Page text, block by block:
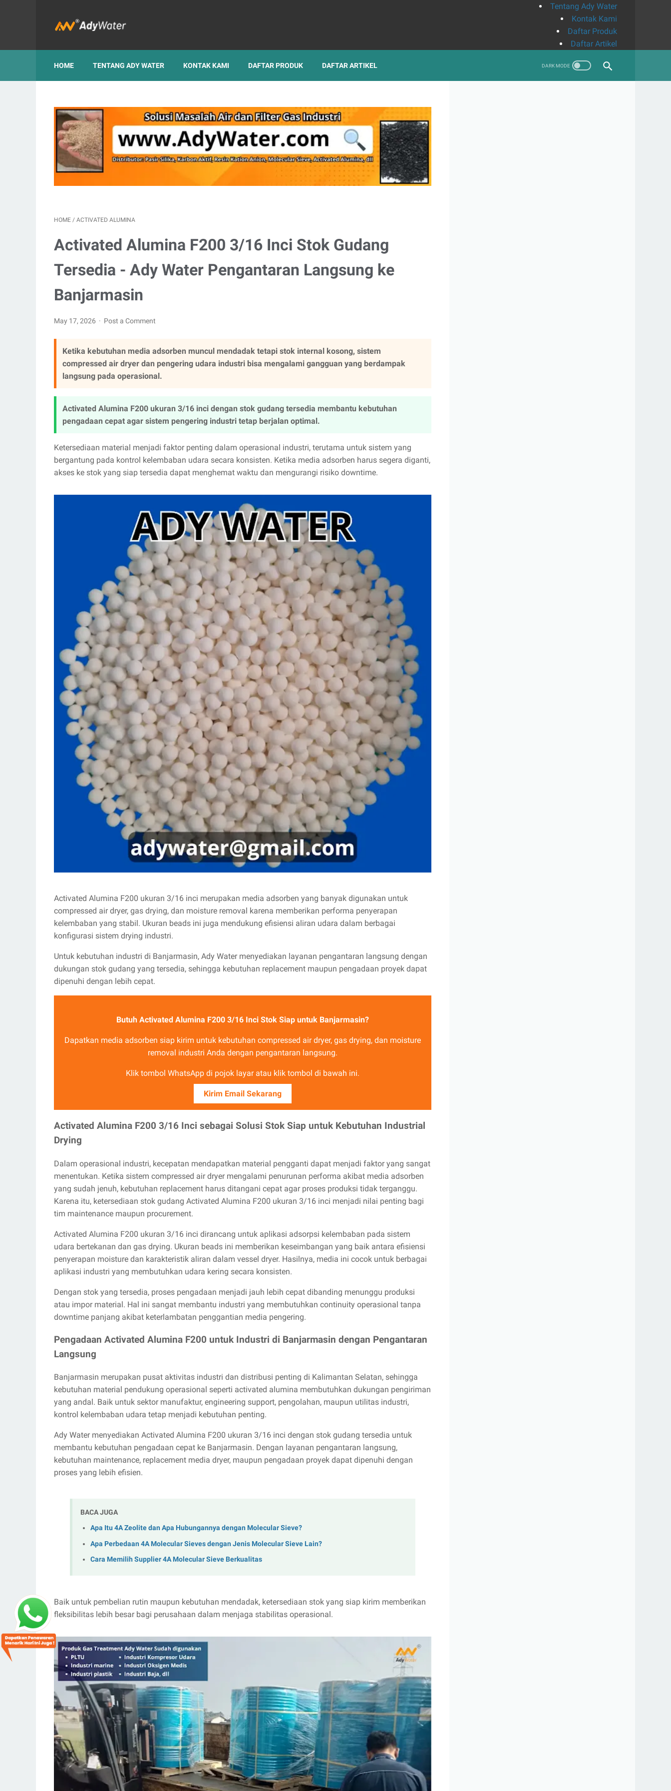
Tentang Ady Water
Kontak Kami
Daftar Produk
Daftar Artikel
HOME TENTANG ADY WATER KONTAK KAMI DAFTAR PRODUK DAFTAR ARTIKEL
HOME / ACTIVATED ALUMINA
Activated Alumina F200 3/16 Inci Stok Gudang
Tersedia - Ady Water Pengantaran Langsung ke
Banjarmasin
May 17, 2026 Post a Comment
Ketika kebutuhan media adsorben muncul mendadak tetapi stok internal kosong, sistem
compressed air dryer dan pengering udara industri bisa mengalami gangguan yang berdampak
langsung pada operasional.
Activated Alumina F200 ukuran 3/16 inci dengan stok gudang tersedia membantu kebutuhan
pengadaan cepat agar sistem pengering industri tetap berjalan optimal.
Ketersediaan material menjadi faktor penting dalam operasional industri, terutama untuk sistem yang
bergantung pada kontrol kelembaban udara secara konsisten. Ketika media adsorben harus segera diganti,
akses ke stok yang siap tersedia dapat menghemat waktu dan mengurangi risiko downtime.
Activated Alumina F200 ukuran 3/16 inci merupakan media adsorben yang banyak digunakan untuk
compressed air dryer, gas drying, dan moisture removal karena memberikan performa penyerapan
kelembaban yang stabil. Ukuran beads ini juga mendukung efisiensi aliran udara dalam berbagai
konfigurasi sistem drying industri.
Untuk kebutuhan industri di Banjarmasin, Ady Water menyediakan layanan pengantaran langsung dengan
dukungan stok gudang yang tersedia, sehingga kebutuhan replacement maupun pengadaan proyek dapat
dipenuhi dengan lebih cepat.
Butuh Activated Alumina F200 3/16 Inci Stok Siap untuk Banjarmasin?
Dapatkan media adsorben siap kirim untuk kebutuhan compressed air dryer, gas drying, dan moisture
removal industri Anda dengan pengantaran langsung.
Klik tombol WhatsApp di pojok layar atau klik tombol di bawah ini.
Kirim Email Sekarang
Activated Alumina F200 3/16 Inci sebagai Solusi Stok Siap untuk Kebutuhan Industrial
Drying
Dalam operasional industri, kecepatan mendapatkan material pengganti dapat menjadi faktor yang sangat
menentukan. Ketika sistem compressed air dryer mengalami penurunan performa akibat media adsorben
yang sudah jenuh, kebutuhan replacement harus ditangani cepat agar proses produksi tidak terganggu.
Karena itu, ketersediaan stok gudang Activated Alumina F200 ukuran 3/16 inci menjadi nilai penting bagi
tim maintenance maupun procurement.
Activated Alumina F200 ukuran 3/16 inci dirancang untuk aplikasi adsorpsi kelembaban pada sistem
udara bertekanan dan gas drying. Ukuran beads ini memberikan keseimbangan yang baik antara efisiensi
penyerapan moisture dan karakteristik aliran dalam vessel dryer. Hasilnya, media ini cocok untuk berbagai
aplikasi industri yang membutuhkan udara kering secara konsisten.
Dengan stok yang tersedia, proses pengadaan menjadi jauh lebih cepat dibanding menunggu produksi
atau impor material. Hal ini sangat membantu industri yang membutuhkan continuity operasional tanpa
downtime panjang akibat keterlambatan penggantian media pengering.
Pengadaan Activated Alumina F200 untuk Industri di Banjarmasin dengan Pengantaran
Langsung
Banjarmasin merupakan pusat aktivitas industri dan distribusi penting di Kalimantan Selatan, sehingga
kebutuhan material pendukung operasional seperti activated alumina membutuhkan dukungan pengiriman
yang andal. Baik untuk sektor manufaktur, engineering support, pengolahan, maupun utilitas industri,
kontrol kelembaban udara tetap menjadi kebutuhan penting.
Ady Water menyediakan Activated Alumina F200 ukuran 3/16 inci dengan stok gudang tersedia untuk
membantu kebutuhan pengadaan cepat ke Banjarmasin. Dengan layanan pengantaran langsung,
kebutuhan maintenance, replacement media dryer, maupun pengadaan proyek dapat dipenuhi dengan
proses yang lebih efisien.
BACA JUGA
Apa Itu 4A Zeolite dan Apa Hubungannya dengan Molecular Sieve?
Apa Perbedaan 4A Molecular Sieves dengan Jenis Molecular Sieve Lain?
Cara Memilih Supplier 4A Molecular Sieve Berkualitas
Baik untuk pembelian rutin maupun kebutuhan mendadak, ketersediaan stok yang siap kirim memberikan
fleksibilitas lebih besar bagi perusahaan dalam menjaga stabilitas operasional.